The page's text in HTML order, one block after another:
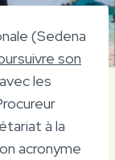
(Sedena
son
les
à la
acronyme